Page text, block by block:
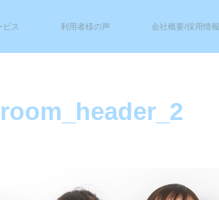
ビス 利用者様の声 会社概要/採用情報